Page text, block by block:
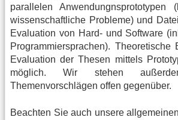
parallelen Anwendungnsprototypen
wissenschaftliche Probleme) und
Evaluation von Hard- und Software
Programmiersprachen). Theoretische
Evaluation der Thesen mittels
möglich. Wir stehen
Themenvorschlägen offen gegenüber.
Beachten Sie auch unsere